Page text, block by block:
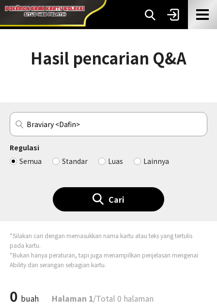
Hasil pencarian Q&A
Regulasi
Semua
Standar Luas Lainnya
Cari
*Silakan cari dengan memasukkan nama kartu atau teks yang tertulis
pada kartu.
*Bukan hanya peraturan, tapi juga menampilkan penjelasan mengenai
Ability dan serangan sebagian kartu.
0 buah Halaman 1/Total 0 halaman